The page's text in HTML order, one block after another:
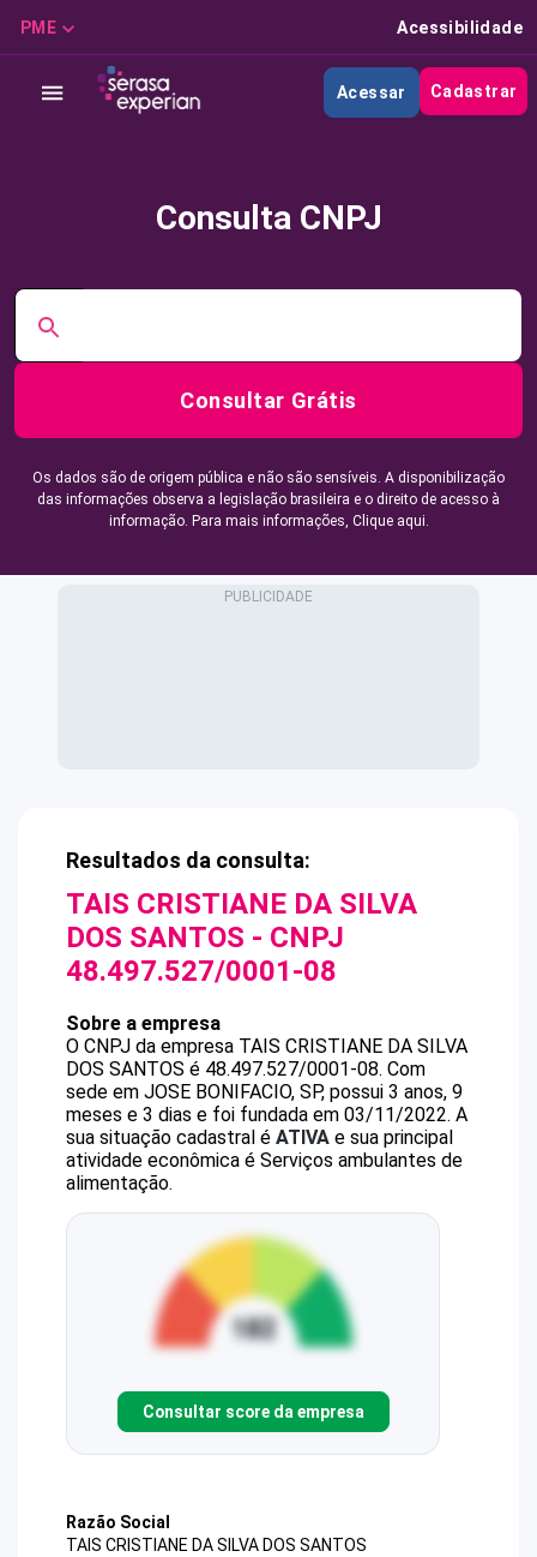
PME Acessibilidade
Acessar Cadastrar
Consulta CNPJ
Consultar Grátis
Os dados são de origem pública e não são sensíveis. A disponibilização
das informações observa a legislação brasileira e o direito de acesso à
informação. Para mais informações, Clique aqui.
Resultados da consulta:
TAIS CRISTIANE DA SILVA
DOS SANTOS - CNPJ
48.497.527/0001-08
Sobre a empresa
O CNPJ da empresa TAIS CRISTIANE DA SILVA
DOS SANTOS é 48.497.527/0001-08. Com
sede em JOSE BONIFACIO, SP, possui 3 anos, 9
meses e 3 dias e foi fundada em 03/11/2022. A
sua situação cadastral é ATIVA e sua principal
atividade econômica é Serviços ambulantes de
alimentação.
Consultar score da empresa
Razão Social
TAIS CRISTIANE DA SILVA DOS SANTOS